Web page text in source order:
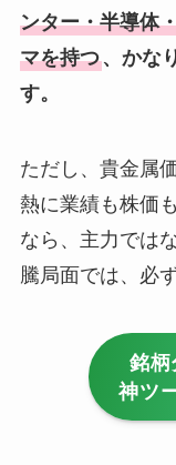
ンター・半導体
マを持つ、かな
す。
ただし、貴金属
熱に業績も株価
なら、主力では
騰局面では、必
銘柄
神ツ